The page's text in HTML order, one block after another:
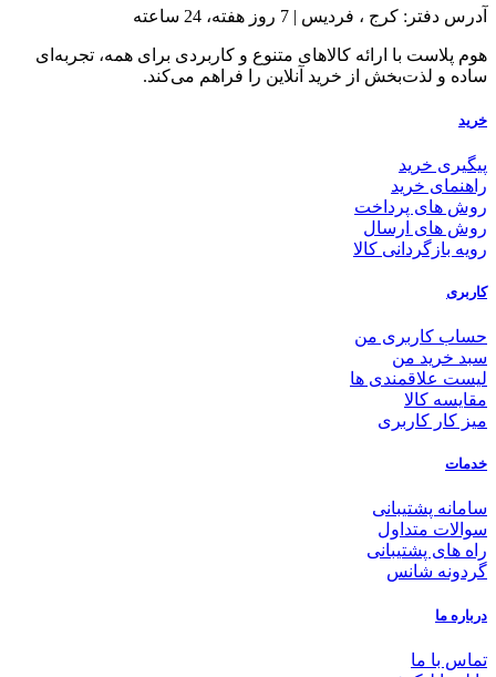
آدرس دفتر: کرج ، فردیس | 7 روز هفته، 24 ساعته
هوم پلاست با ارائه کالاهای متنوع و کاربردی برای همه، تجربه‌ای
ساده و لذت‌بخش از خرید آنلاین را فراهم می‌کند.
خرید
پیگیری خرید
راهنمای خرید
روش های پرداخت
روش های ارسال
رویه بازگردانی کالا
کاربری
حساب کاربری من
سبد خرید من
لیست علاقمندی ها
مقایسه کالا
میز کار کاربری
خدمات
سامانه پشتیبانی
سوالات متداول
راه های پشتیبانی
گردونه شانس
درباره ما
تماس با ما